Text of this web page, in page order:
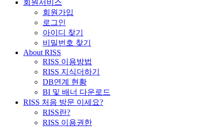
회원서비스
회원가입
로그인
아이디 찾기
비밀번호 찾기
About RISS
RISS 이용방법
RISS 지식더하기
DB연계 현황
BI 및 배너 다운로드
RISS 처음 방문 이세요?
RISS란?
RISS 이용권한